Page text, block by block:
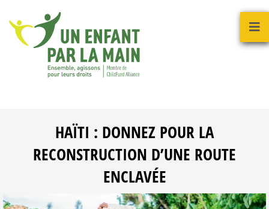
HAÏTI : DONNEZ POUR LA
RECONSTRUCTION D’UNE ROUTE
ENCLAVÉE